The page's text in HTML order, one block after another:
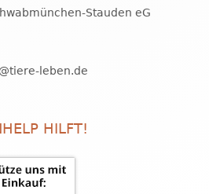
Stauden eG
leben.de
HILFT!